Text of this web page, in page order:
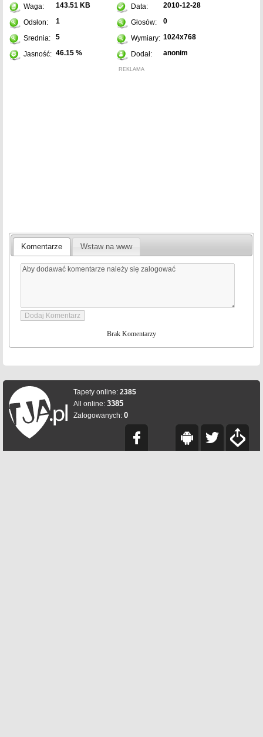
Waga: 143.51 KB Data: 2010-12-28
Odsłon: 1 Głosów: 0
Srednia: 5 Wymiary: 1024x768
Jasność: 46.15 % Dodał: anonim
REKLAMA
Komentarze Wstaw na www
Brak Komentarzy
Tapety online: 2385
All online: 3385
Zalogowanych: 0